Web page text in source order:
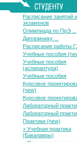
Расписание занятий и
экзаменов
Олимпиада по ПрЭ ...
Дипломнику ...
Расписание работы
Учебные пособия
Учебные пособия
(аспирантура)
Учебные пособия
Курсовое
(new)
Курсовое
Лабораторный
Лабораторный
Практики (new)
+ Учебная практика
(Бакалавры)